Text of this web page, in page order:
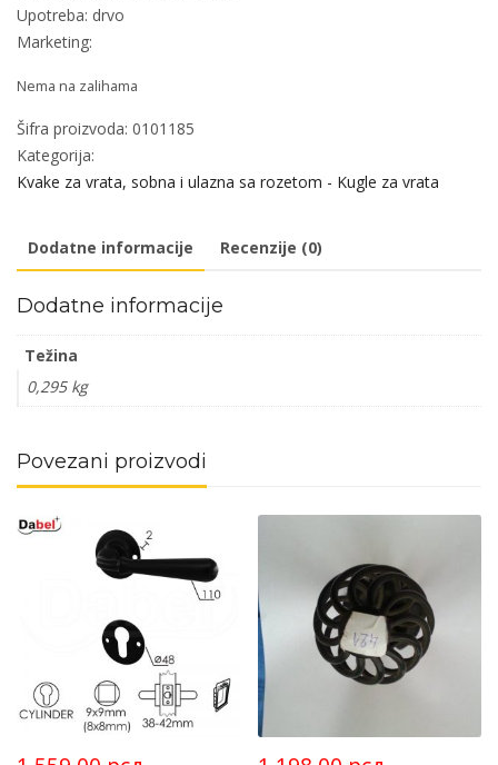
Upotreba: drvo
Marketing:
Nema na zalihama
Šifra proizvoda: 0101185
Kategorija:
Kvake za vrata, sobna i ulazna sa rozetom - Kugle za vrata
Dodatne informacije Recenzije (0)
Dodatne informacije
Težina
0,295 kg
Povezani proizvodi